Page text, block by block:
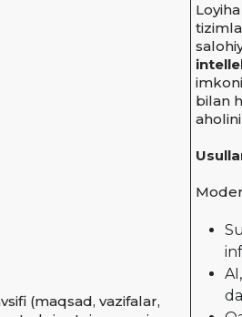
(maqsad, vazifalar,
bilan